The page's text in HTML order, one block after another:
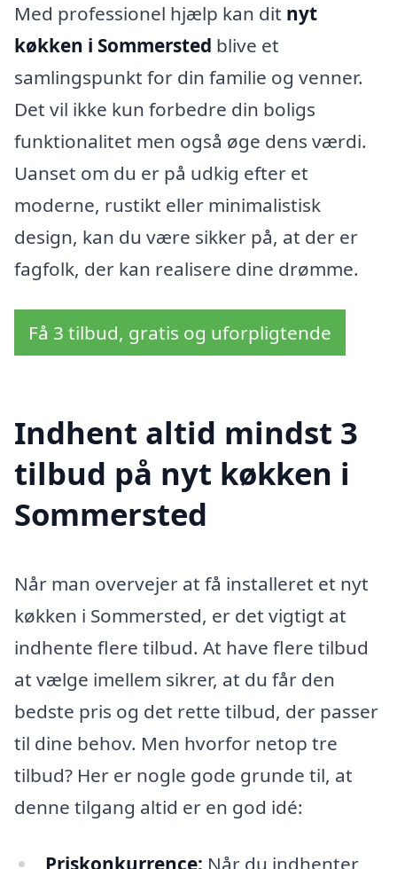
Med professionel hjælp kan dit nyt
køkken i Sommersted blive et
samlingspunkt for din familie og venner.
Det vil ikke kun forbedre din boligs
funktionalitet men også øge dens værdi.
Uanset om du er på udkig efter et
moderne, rustikt eller minimalistisk
design, kan du være sikker på, at der er
fagfolk, der kan realisere dine drømme.
Få 3 tilbud, gratis og uforpligtende
Indhent altid mindst 3
tilbud på nyt køkken i
Sommersted
Når man overvejer at få installeret et nyt
køkken i Sommersted, er det vigtigt at
indhente flere tilbud. At have flere tilbud
at vælge imellem sikrer, at du får den
bedste pris og det rette tilbud, der passer
til dine behov. Men hvorfor netop tre
tilbud? Her er nogle gode grunde til, at
denne tilgang altid er en god idé:
Priskonkurrence: Når du indhenter